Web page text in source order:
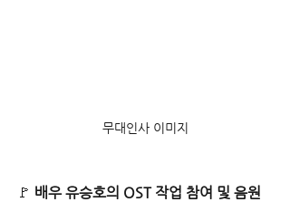
무대인사 이미지
🚩 배우 유승호의 OST 작업 참여 및 음원